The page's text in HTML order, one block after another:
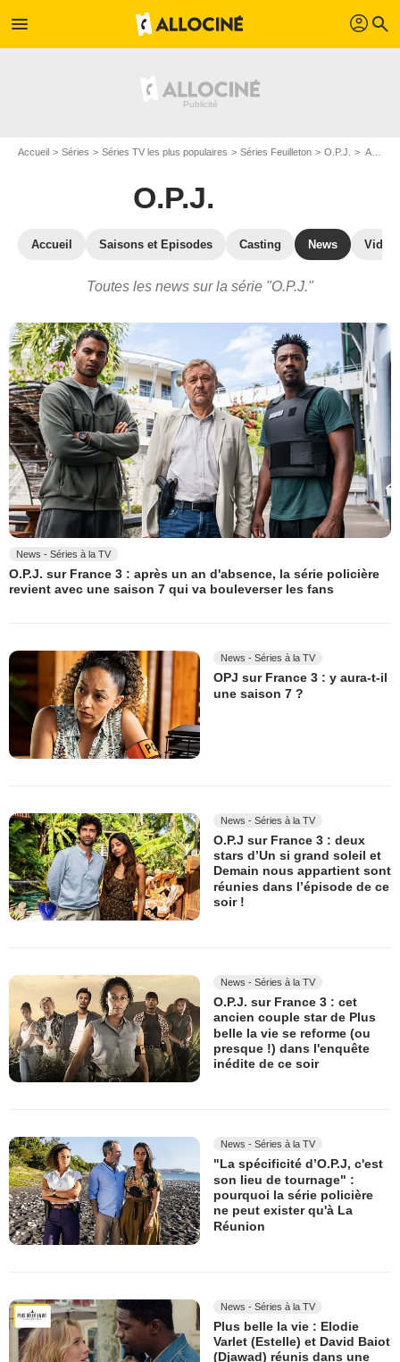
menu profil search
Accueil Séries Séries TV les plus populaires Séries Feuilleton O.P.J. Actualité de la série O.P.J.
O.P.J.
Accueil Saisons et Episodes Casting News
Toutes les news sur la série "O.P.J."
News - Séries à la TV
O.P.J. sur France 3 : après un an d'absence, la série policière
revient avec une saison 7 qui va bouleverser les fans
News - Séries à la TV
OPJ sur France 3 : y aura-t-il
une saison 7 ?
News - Séries à la TV
O.P.J sur France 3 : deux
stars d’Un si grand soleil et
Demain nous appartient sont
réunies dans l’épisode de ce
soir !
News - Séries à la TV
O.P.J. sur France 3 : cet
ancien couple star de Plus
belle la vie se reforme (ou
presque !) dans l'enquête
inédite de ce soir
News - Séries à la TV
"La spécificité d’O.P.J, c'est
son lieu de tournage" :
pourquoi la série policière
ne peut exister qu'à La
Réunion
News - Séries à la TV
Plus belle la vie : Elodie
Varlet (Estelle) et David Baiot
(Djawad) réunis dans une